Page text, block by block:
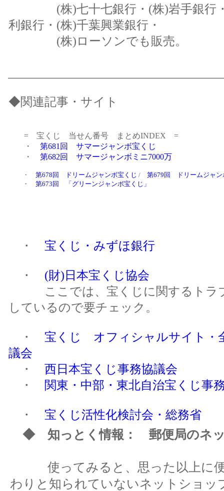
(株)七十七銀行・(株)岩手銀行・(
利銀行・(株)千葉興業銀行・
(株)ローソンでも販売。
◆関連記事・サイト
・ 宝くじ・みずほ銀行
・ (財)日本宝くじ協会
ここでは、宝くじに関するトラブ
しているので要チェック。
・ 宝くじ オフィシャルサイト・
議会
・ 西日本宝くじ事務協議会
・ 関東・中部・東北自治宝くじ事
・ 宝くじ活性化検討会・総務省
◆ 知っとく情報： 郵便局のネ
使ってみると、思った以上に便
わりと知られていないネットショッ